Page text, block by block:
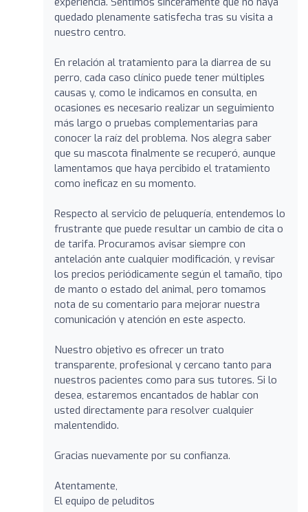
quedado plenamente satisfecha tras su visita a
nuestro centro.
En relación al tratamiento para la diarrea de su
perro, cada caso clínico puede tener múltiples
causas y, como le indicamos en consulta, en
ocasiones es necesario realizar un seguimiento
más largo o pruebas complementarias para
conocer la raíz del problema. Nos alegra saber
que su mascota finalmente se recuperó, aunque
lamentamos que haya percibido el tratamiento
como ineficaz en su momento.
Respecto al servicio de peluquería, entendemos lo
frustrante que puede resultar un cambio de cita o
de tarifa. Procuramos avisar siempre con
antelación ante cualquier modificación, y revisar
los precios periódicamente según el tamaño, tipo
de manto o estado del animal, pero tomamos
nota de su comentario para mejorar nuestra
comunicación y atención en este aspecto.
Nuestro objetivo es ofrecer un trato
transparente, profesional y cercano tanto para
nuestros pacientes como para sus tutores. Si lo
desea, estaremos encantados de hablar con
usted directamente para resolver cualquier
malentendido.
Gracias nuevamente por su confianza.
Atentamente,
El equipo de peluditos